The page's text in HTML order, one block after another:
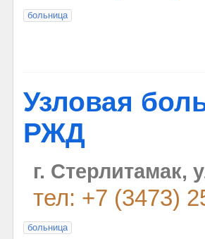
больница
Узловая
РЖД
г. Стерлитамак,
тел: +7 (3473)
больница